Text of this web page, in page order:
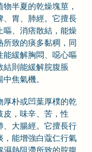
半夏的乾燥塊莖，
、胃、肺經。它擅長
、消痞散結，能燥
致的痰多黏稠，同
能緩解胸悶、噁心嘔
結則能緩解脘腹脹
焦氣機。
厚朴或凹葉厚樸的乾
皮，味辛、苦，性
、大腸經。它擅長行
，能增強白蔻仁行氣